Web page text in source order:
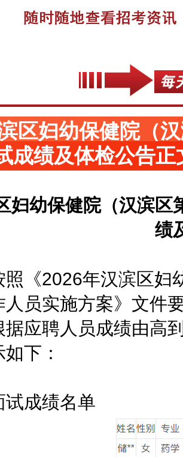
区妇幼保健院（
成绩及体检公告正
妇幼保健院（汉滨区
绩
2026年汉滨区妇
人员实施方案》文件
据应聘人员成绩由高
下：
成绩名单